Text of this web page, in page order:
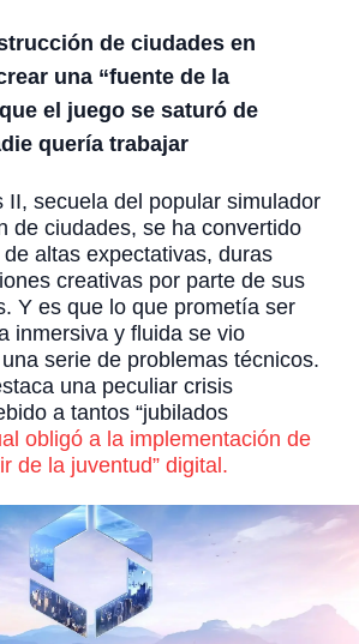
de ciudades en
una “fuente de la
el juego se saturó de
quería trabajar
II, secuela del popular simulador
de ciudades, se ha convertido
altas expectativas, duras
creativas por parte de sus
Y es que lo que prometía ser
inmersiva y fluida se vio
serie de problemas técnicos.
una peculiar crisis
a tantos “jubilados
obligó a la implementación de
de la juventud” digital.